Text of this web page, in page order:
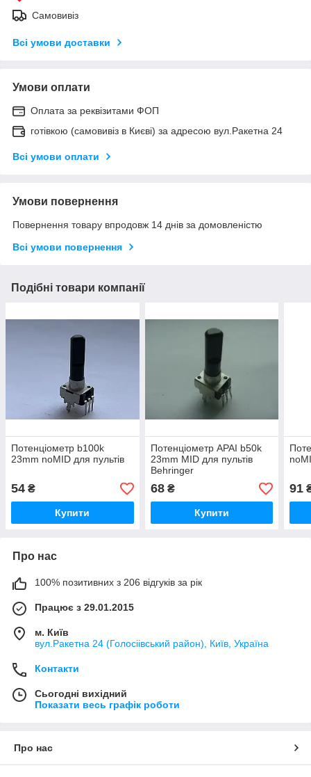
Самовивіз
Всі умови доставки
Умови оплати
Оплата за реквізитами ФОП
готівкою (самовивіз в Києві) за адресою вул.Ракетна 24
Всі умови оплати
Умови повернення
Повернення товару впродовж 14 днів за домовленістю
Всі умови повернення
Подібні товари компанії
Потенціометр b100k
23mm noMID для пультів
54 ₴
Купити
Потенціометр APAI b50k
23mm MID для пультів
Behringer
68₴
Купити
91
Про нас
100% позитивних з 206 відгуків за рік
Працює з 29.01.2015
м. Київ
вул.Ракетна 24 (Голосіівський район), Київ, Україна
Контакти
Сьогодні вихідний
Показати весь графік роботи
Про нас